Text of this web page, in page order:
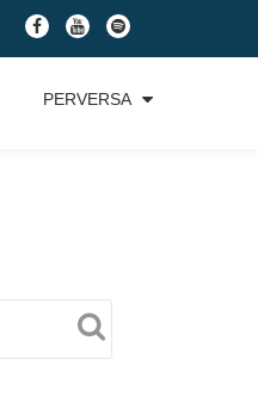
fa-
facebook
fa-
youtube
fa-
spotify
PERVERSA